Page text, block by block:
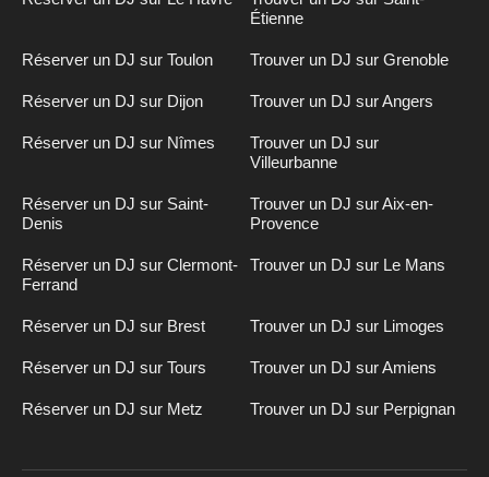
Étienne
Réserver un DJ sur Toulon Trouver un DJ sur Grenoble
Réserver un DJ sur Dijon Trouver un DJ sur Angers
Réserver un DJ sur Nîmes
Trouver un DJ sur
Villeurbanne
Réserver un DJ sur Saint-
Denis
Trouver un DJ sur Aix-en-
Provence
Réserver un DJ sur Clermont-
Ferrand
Trouver un DJ sur Le Mans
Réserver un DJ sur Brest Trouver un DJ sur Limoges
Réserver un DJ sur Tours Trouver un DJ sur Amiens
Réserver un DJ sur Metz Trouver un DJ sur Perpignan